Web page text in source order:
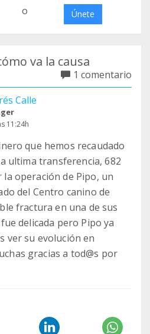
o Únete
va la causa
1 comentario
Calle
11:24h
que hemos recaudado
ultima transferencia, 682
operación de Pipo, un
del Centro canino de
fractura en una de sus
delicada pero Pipo ya
ver su evolución en
gracias a tod@s por